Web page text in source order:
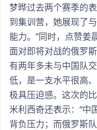
梦晔过去两个赛季的
到集训营，她展现了
能力。”同时，点赞姜
面对即将对战的俄罗
有两年多未与中国队
低，是一支水平很高
极具压迫感。这次的
米利西奇还表示：“中
背负压力；而俄罗斯